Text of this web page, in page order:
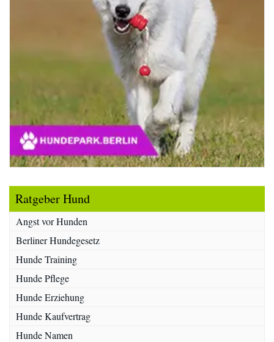
Ratgeber Hund
Angst vor Hunden
Berliner Hundegesetz
Hunde Training
Hunde Pflege
Hunde Erziehung
Hunde Kaufvertrag
Hunde Namen